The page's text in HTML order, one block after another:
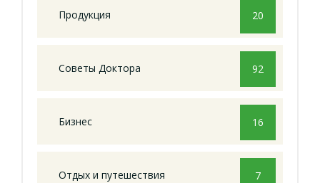
Продукция 20
Советы Доктора 92
Бизнес 16
Отдых и путешествия 7